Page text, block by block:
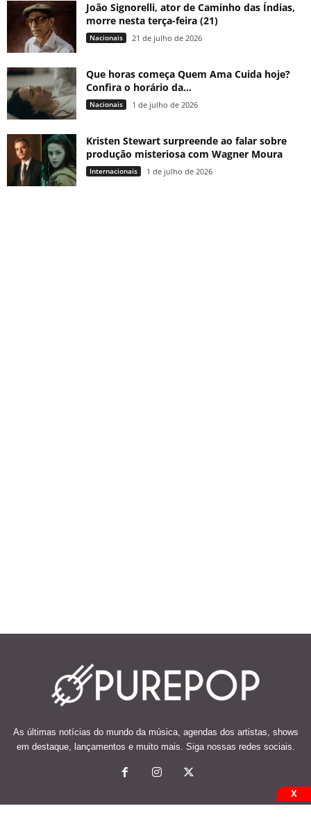
João Signorelli, ator de Caminho das Índias,
morre nesta terça-feira (21)
Nacionais 21 de julho de 2026
Que horas começa Quem Ama Cuida hoje?
Confira o horário da...
Nacionais 1 de julho de 2026
Kristen Stewart surpreende ao falar sobre
produção misteriosa com Wagner Moura
Internacionais 1 de julho de 2026
As últimas notícias do mundo da música, agendas dos artistas, shows
em destaque, lançamentos e muito mais. Siga nossas redes sociais.
X